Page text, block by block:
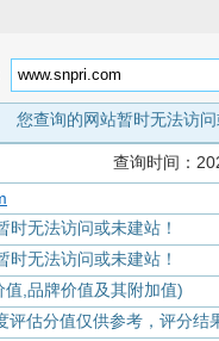
您查询的网站暂时无法访
查询时间：
时无法访问或未建站！
时无法访问或未建站！
,品牌价值及其附加值)
评估分值仅供参考，评分结